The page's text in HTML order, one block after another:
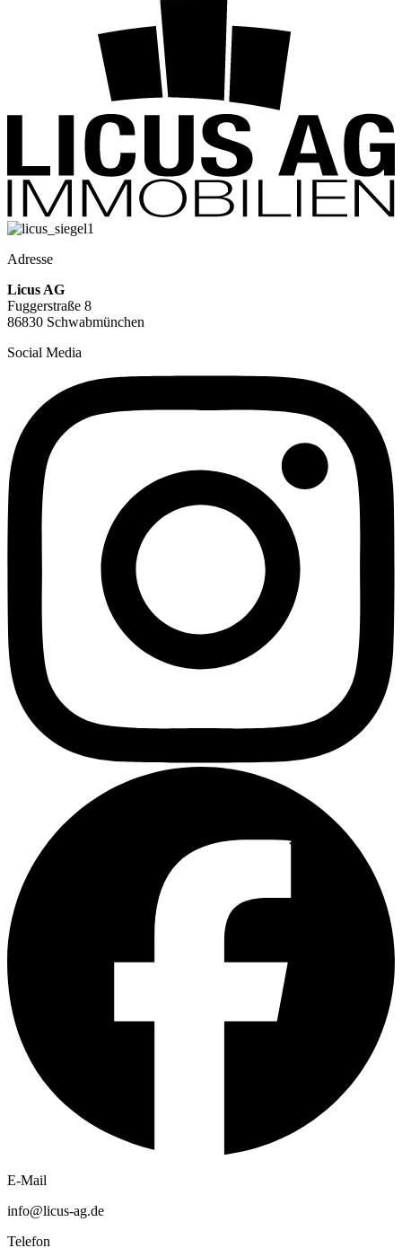
Adresse
Licus AG
Fuggerstraße 8
86830 Schwabmünchen
Social Media
E-Mail
info@licus-ag.de
Telefon